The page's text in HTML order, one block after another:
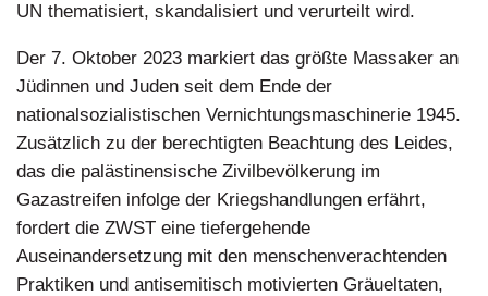
UN thematisiert, skandalisiert und verurteilt wird.
Der 7. Oktober 2023 markiert das größte Massaker an
Jüdinnen und Juden seit dem Ende der
nationalsozialistischen Vernichtungsmaschinerie 1945.
Zusätzlich zu der berechtigten Beachtung des Leides,
das die palästinensische Zivilbevölkerung im
Gazastreifen infolge der Kriegshandlungen erfährt,
fordert die ZWST eine tiefergehende
Auseinandersetzung mit den menschenverachtenden
Praktiken und antisemitisch motivierten Gräueltaten,